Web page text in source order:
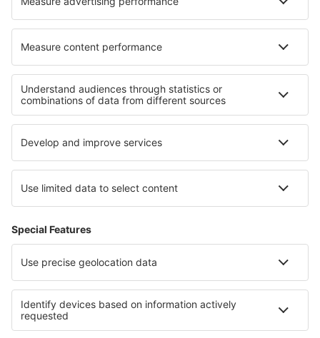
Cele mai bune locuri de cazare - regiuni
Cazare in Valea Ötz Cazare în Bad Aussee
Cazare în Alpii Kitzbühel Cazare in Alpii Austrieci
Cazare in Neusiedlersee
Cazare in Florida Coast Cazare in Andros